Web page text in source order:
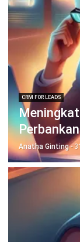
Pelajari Lebih
Bisnis
Temukan